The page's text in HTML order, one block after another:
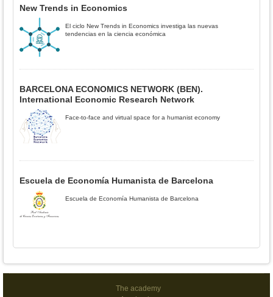
New Trends in Economics
El ciclo New Trends in Economics investiga las nuevas
tendencias en la ciencia económica
BARCELONA ECONOMICS NETWORK (BEN).
International Economic Research Network
Face-to-face and virtual space for a humanist economy
Escuela de Economía Humanista de Barcelona
Escuela de Economía Humanista de Barcelona
The academy